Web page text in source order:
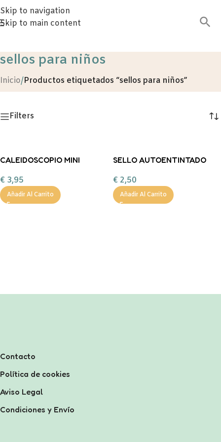
Skip to navigation
Skip to main content
sellos para niños
Inicio/Productos etiquetados “sellos para niños”
Filters
CALEIDOSCOPIO MINI
«MAGIC MOMENTS»
€ 3,95
Añadir Al Carrito
SELLO AUTOENTINTADO
«MAGIC MOMENTS»
€ 2,50
Añadir Al Carrito
Contacto
Política de cookies
Aviso Legal
Condiciones y Envío